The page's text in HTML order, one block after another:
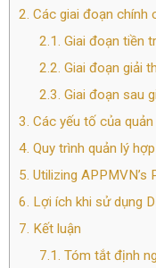
2. Các giai đoạn chính
2.1. Giai đoạn tiền
2.2. Giai đoạn giải
2.3. Giai đoạn sau
3. Các yếu tố của
4. Quy trình quản lý
5. Utilizing APPMVN’s
6. Lợi ích khi sử dụng
7. Kết luận
7.1. Tóm tắt định